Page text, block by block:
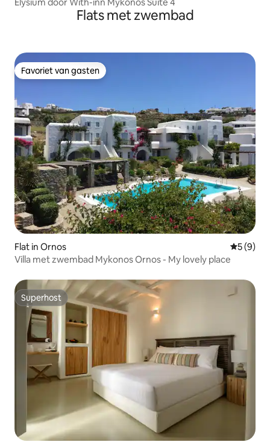
Flats met zwembad
Favoriet van gasten
Favoriet van gasten
Flat in Ornos
5 (9)
Villa met zwembad Mykonos Ornos - My lovely place
Superhost
Superhost